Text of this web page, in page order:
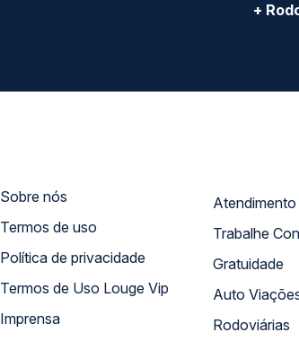
+
Sobre nós
Termos de uso
Política de privacidade
Termos de Uso Louge Vip
Imprensa
Trabalhe
Gratuidade
Auto
Rodoviárias